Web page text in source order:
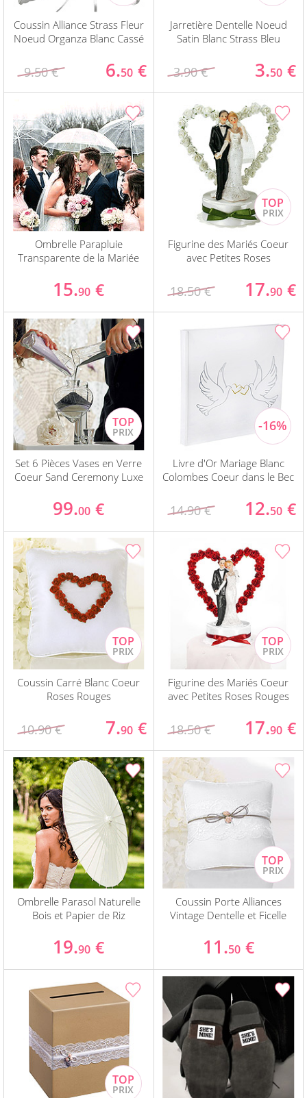
Coussin Alliance Strass Fleur
Noeud Organza Blanc Cassé
9.50 € 6.50 €
Jarretière Dentelle Noeud
Satin Blanc Strass Bleu
3.90 € 3.50 €
Ombrelle Parapluie
Transparente de la Mariée
15.90 €
Figurine des Mariés Coeur
avec Petites Roses
18.50 € 17.90 €
Set 6 Pièces Vases en Verre
Coeur Sand Ceremony Luxe
99.00 €
Livre d'Or Mariage Blanc
Colombes Coeur dans le Bec
14.90 € 12.50 €
Coussin Carré Blanc Coeur
Roses Rouges
10.90 € 7.90 €
Figurine des Mariés Coeur
avec Petites Roses Rouges
18.50 € 17.90 €
Ombrelle Parasol Naturelle
Bois et Papier de Riz
19.90 €
Coussin Porte Alliances
Vintage Dentelle et Ficelle
11.50 €